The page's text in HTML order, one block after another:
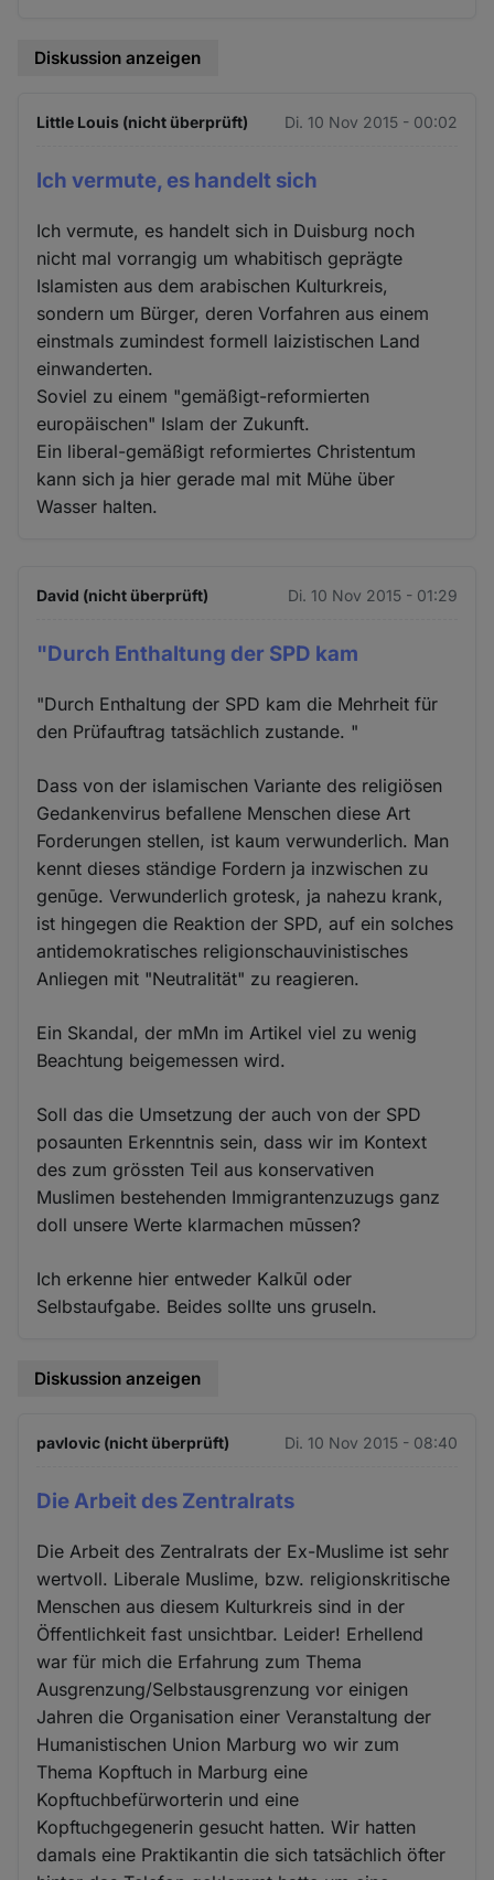
Diskussion anzeigen
Little Louis (nicht überprüft) Di. 10 Nov 2015 - 00:02
Ich vermute, es handelt sich
Ich vermute, es handelt sich in Duisburg noch
nicht mal vorrangig um whabitisch geprägte
Islamisten aus dem arabischen Kulturkreis,
sondern um Bürger, deren Vorfahren aus einem
einstmals zumindest formell laizistischen Land
einwanderten.
Soviel zu einem "gemäßigt-reformierten
europäischen" Islam der Zukunft.
Ein liberal-gemäßigt reformiertes Christentum
kann sich ja hier gerade mal mit Mühe über
Wasser halten.
David (nicht überprüft) Di. 10 Nov 2015 - 01:29
"Durch Enthaltung der SPD kam
"Durch Enthaltung der SPD kam die Mehrheit für
den Prüfauftrag tatsächlich zustande. "
Dass von der islamischen Variante des religiösen
Gedankenvirus befallene Menschen diese Art
Forderungen stellen, ist kaum verwunderlich. Man
kennt dieses ständige Fordern ja inzwischen zu
genūge. Verwunderlich grotesk, ja nahezu krank,
ist hingegen die Reaktion der SPD, auf ein solches
antidemokratisches religionschauvinistisches
Anliegen mit "Neutralität" zu reagieren.
Ein Skandal, der mMn im Artikel viel zu wenig
Beachtung beigemessen wird.
Soll das die Umsetzung der auch von der SPD
posaunten Erkenntnis sein, dass wir im Kontext
des zum grössten Teil aus konservativen
Muslimen bestehenden Immigrantenzuzugs ganz
doll unsere Werte klarmachen mūssen?
Ich erkenne hier entweder Kalkūl oder
Selbstaufgabe. Beides sollte uns gruseln.
Diskussion anzeigen
pavlovic (nicht überprüft) Di. 10 Nov 2015 - 08:40
Die Arbeit des Zentralrats
Die Arbeit des Zentralrats der Ex-Muslime ist sehr
wertvoll. Liberale Muslime, bzw. religionskritische
Menschen aus diesem Kulturkreis sind in der
Öffentlichkeit fast unsichtbar. Leider! Erhellend
war für mich die Erfahrung zum Thema
Ausgrenzung/Selbstausgrenzung vor einigen
Jahren die Organisation einer Veranstaltung der
Humanistischen Union Marburg wo wir zum
Thema Kopftuch in Marburg eine
Kopftuchbefürworterin und eine
Kopftuchgegenerin gesucht hatten. Wir hatten
damals eine Praktikantin die sich tatsächlich öfter